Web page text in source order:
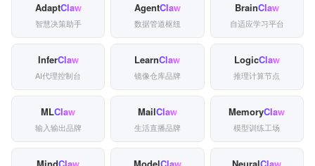
AdaptClaw
智慧决策助手
AgentClaw
数据管道枢纽
BrainClaw
自适应学习平台
InferClaw
AI代理控制台
LearnClaw
镜像仓库品牌
LogicClaw
推理计算节点
MLClaw
输入输出品牌
MailClaw
生活直播品牌
MemoryClaw
模型训练工场